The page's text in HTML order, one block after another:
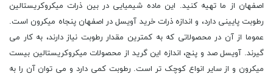
اصفهان از ما تهیه کنید. این ماده شیمیایی در بین ذرات میکروکریستالین
رطوبت پایینی دارد، و اندازه ذرات خرید آویسل در اصفهان پنجاه میکرون است.
عموما از آن در محصولاتی که به کمترین مقدار رطوبت نیاز دارند، به کار می
گیرند. آویسل صد و پنج، اندازه این گرید از محصولات میکروکریستالین بیست
میکرون و از سایر انواع کوچک تر است. رطوبت کمی دارد و می توان آن را به